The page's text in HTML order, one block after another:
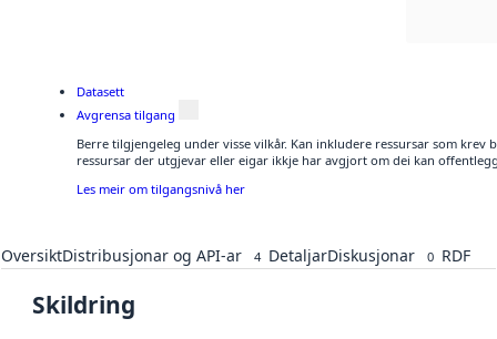
Datasett
Avgrensa tilgang
Berre tilgjengeleg under visse vilkår. Kan inkludere ressursar som
ressursar der utgjevar eller eigar ikkje har avgjort om dei kan
Les meir om tilgangsnivå her
OversiktDistribusjonar og API-ar 4 DetaljarDiskusjonar 0 RDF
Skildring